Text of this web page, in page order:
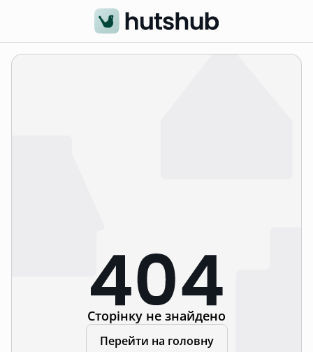
Сторінку не знайдено
Перейти на головну